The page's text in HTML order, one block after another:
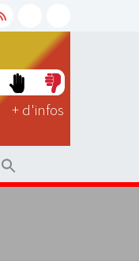
+ d'infos